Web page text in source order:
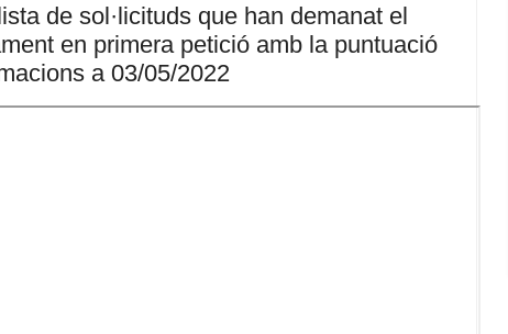
de sol·licituds que han demanat el
en primera petició amb la puntuació
a 03/05/2022